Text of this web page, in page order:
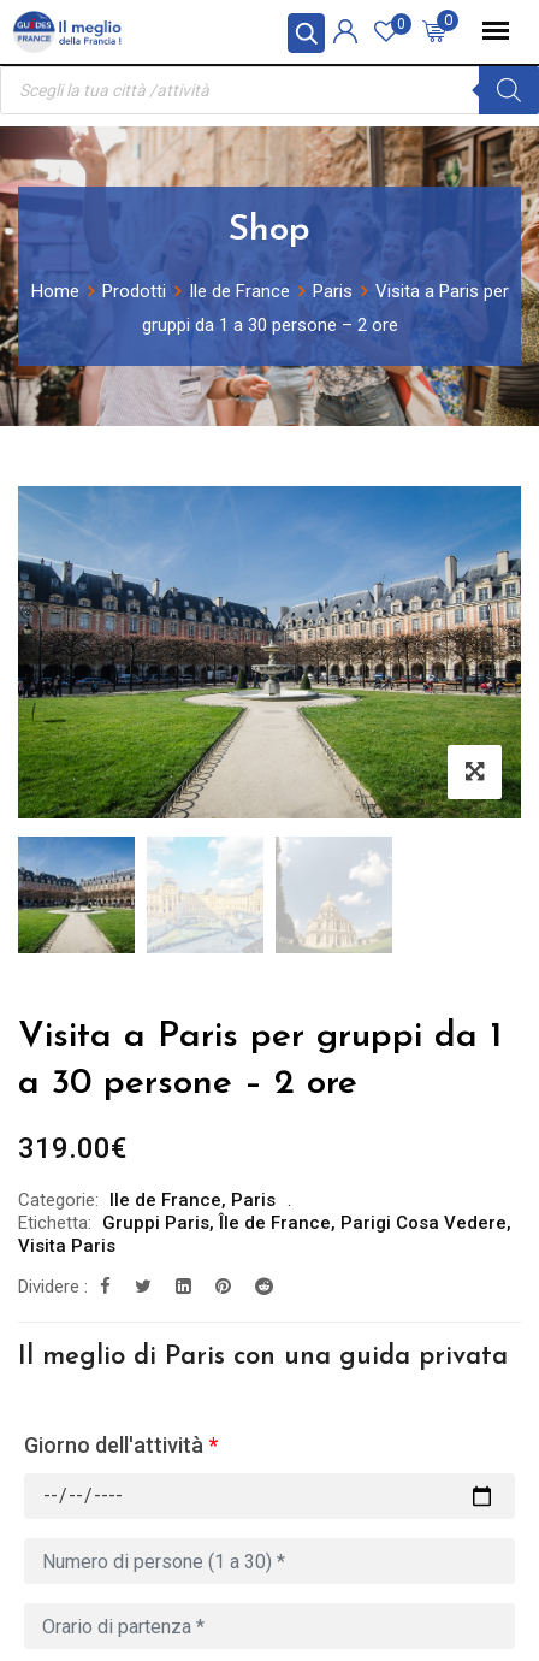
Pannello di gestione dei cookies
Skip
content
0
0
Ricerca
prodotti
Shop
Home Prodotti Ile de France Paris
Visita a Paris per
gruppi da 1 a 30 persone – 2 ore
Visita a Paris per gruppi da 1
a 30 persone – 2 ore
319.00€
Categorie: Ile de France, Paris
Etichetta:
Gruppi Paris, Île de France, Parigi Cosa Vedere,
Visita Paris
Dividere :
Il meglio di Paris con una guida privata
Giorno dell'attività*